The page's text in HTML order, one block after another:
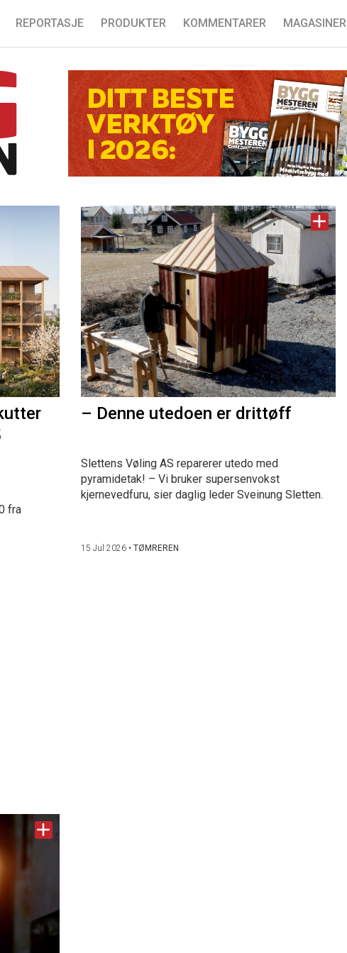
REPORTASJE PRODUKTER KOMMENTARER MAGASINER
fra
– Denne utedoen er drittøff
Slettens Vøling AS reparerer utedo med
pyramidetak! – Vi bruker supersenvokst
kjernevedfuru, sier daglig leder Sveinung Sletten.
15 Jul 2026• TØMREREN